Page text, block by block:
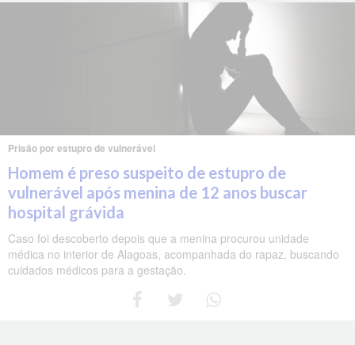
Prisão por estupro de vulnerável
Homem é preso suspeito de estupro de
vulnerável após menina de 12 anos buscar
hospital grávida
Caso foi descoberto depois que a menina procurou unidade
médica no interior de Alagoas, acompanhada do rapaz, buscando
cuidados médicos para a gestação.